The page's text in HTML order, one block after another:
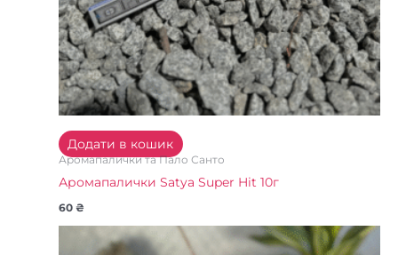
Додати в кошик
Аромапалички та Пало Санто
Аромапалички Satya Super Hit 10г
60₴